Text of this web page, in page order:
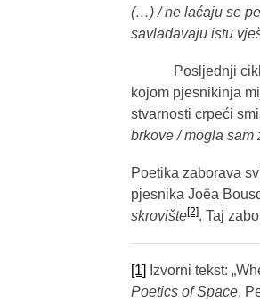
(…) / ne laćaju se
savladavaju istu
Posljednji ciklus
kojom pjesnikinja
stvarnosti crpeći
brkove / mogla sam
Poetika zaborava
pjesnika Joëa
skrovište[2]. Taj
[1] Izvorni tekst:
Poetics of Space,